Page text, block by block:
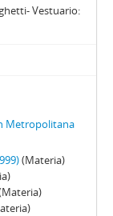
Acierto
Vestuario:
Metropolitana
(Materia)